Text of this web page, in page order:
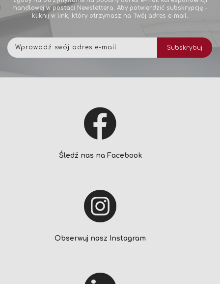
handlowej w postaci Newslettera. Aby potwierdzić subskrypcję -
kliknij w link, który otrzymasz na Twój adres e-mail.
nasz
newsletter:
Subskrybuj
Śledź nas na Facebook
Obserwuj nasz Instagram